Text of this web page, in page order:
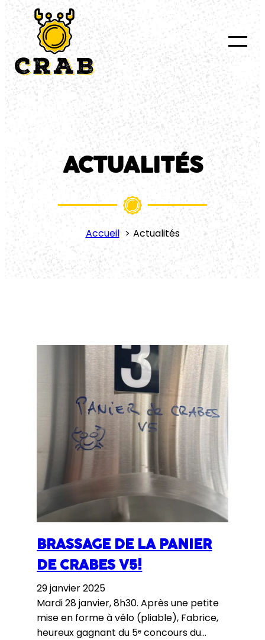
au
contenu
ACTUALITÉS
Accueil Actualités
BRASSAGE DE LA PANIER
DE CRABES V5!
29 janvier 2025
Mardi 28 janvier, 8h30. Après une petite
mise en forme à vélo (pliable), Fabrice,
heureux gagnant du 5ᵉ concours du